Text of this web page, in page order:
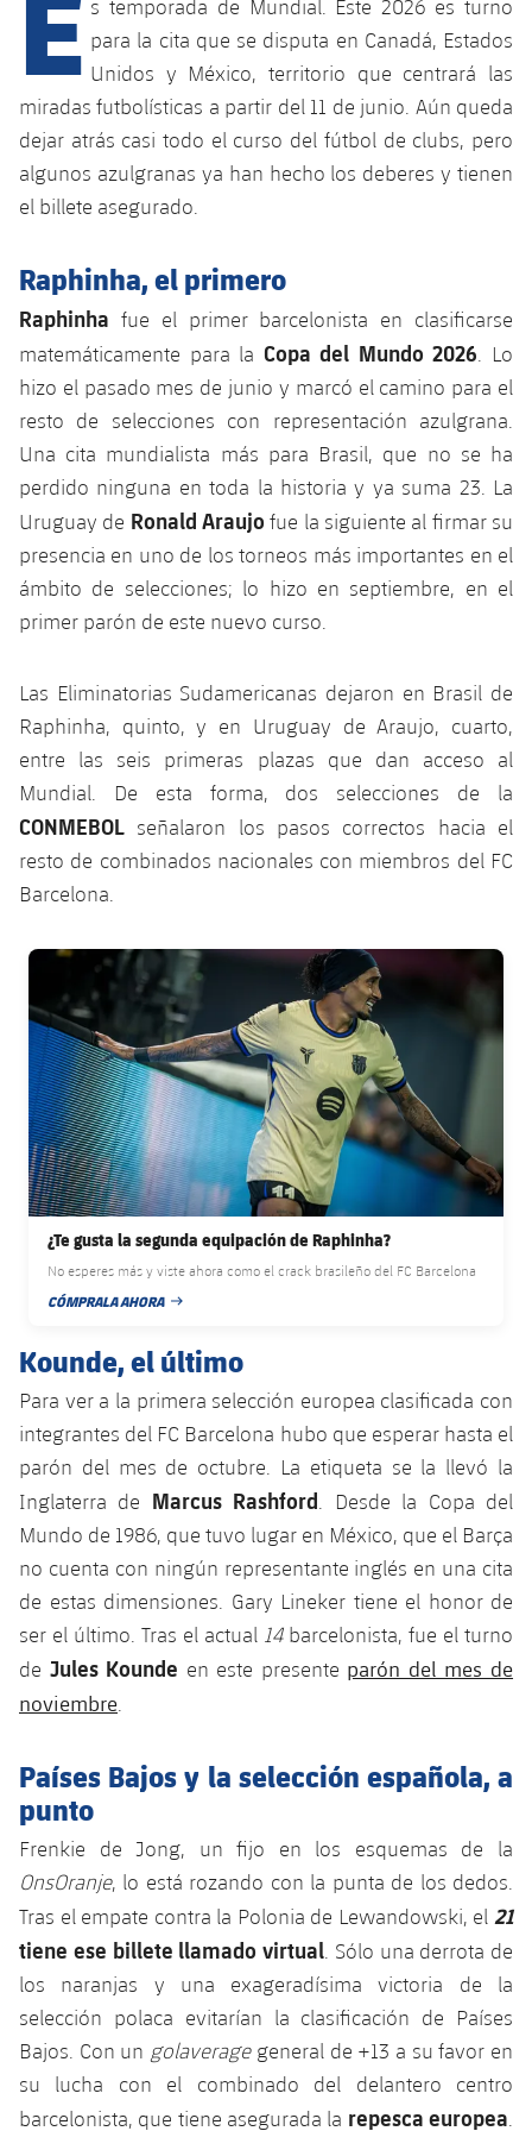
plusicon
más
Instalaciones
Spotify Camp Nou
Palau Blaugrana
Estadi Johan Cruyff
Barça Cafe
Ciutat Esportiva
La Masia
plusicon
más
Servicios
Servicios Médicos
Accesibilidad
plusicon
más
Acreditaciones
Instalaciones
SUB13
SUB12
SUB11 A
SUB11 B
SUB10 A
SUB10 B
SUB9 A
SUB9 B
SUB8 A
SUB8 B
SUB13 B
SUB12 C
SUB11 C
Entradas
Gameday Shows
Resultados
Jugadores
Fotos
Historia
Palmarés
Base
Barça Atlètic
Junior
Cadete A
Infantil A
Infantil B
Mini
Campus Verano
PLUSICON
MÁS
Primer Equipo
plusicon
más
Actualidad
Entradas
Resultados
Clasificaciones
Jugadores
Fotos
Historia
Barça Atlètic
plusicon
más
Actualidad
Calendario
Resultados
Clasificaciones
Jugadores
Fotos
Base
plusicon
más
Actualidad
Juvenil
Cadete A
Cadete B
Infantil A
Infantil B
PLUSICON
MÁS
Primer equipo
Actualidad
Calendario
Entradas
Clasificaciones
Jugadors
Fotos
Palmarés
Barça Atlètic
Actualidad
Calendario
Jugadores
Clasificaciones
Base
plusicon
más
Actualidad
Infantil
Alevín
Campus Verano
Primer equipo
plusicon
más
Actualidad
Calendario
Entradas
Resultados
Clasificaciones
Jugadores
Fotos
Historia
Palmarés
Barça Atlètic
plusicon
más
Actualidad
Calendario
Resultados
Jugadores
Clasificaciones
plusicon
más
Barça C
Junior
Juvenil
Infantil
Alevín
PLUSICON
MÁS
Información general
plusicon
más
Noticias
Atletismo
plusicon
más
Actualidad
Masculino
Agenda
Baloncesto en silla de ruedas
plusicon
más
Actualidad
Jugadores
Calendario
Resultados
Clasificaciones
Hockey sobre hielo
plusicon
más
Actualidad
Jugadores
Calendario
Resultados
Clasificaciones
Hockey hierba
plusicon
Noticias
Hockey Hierba Masculino
Hockey Hierba Femenino
Patinaje artístico
plusicon
más
Actualidad
Plantilla
Escuela de Patinaje
Rugby
plusicon
más
Actualidad
Calendario
Clasificaciones
Fotos
Voleibol
plusicon
más
Noticias
Apúntate a las amateurs
plusicon
más
Apúntate a las amateurs
PLUSICON
MÁS
VALORANT Rising
VALORANT Game Changers
eFootball
s temporada de Mundial. Este 2026 es turno
para la cita que se disputa en Canadá, Estados
Unidos y México, territorio que centrará las
miradas futbolísticas a partir del 11 de junio. Aún queda
dejar atrás casi todo el curso del fútbol de clubs, pero
algunos azulgranas ya han hecho los deberes y tienen
el billete asegurado.
Raphinha, el primero
Raphinha fue el primer barcelonista en clasificarse
matemáticamente para la Copa del Mundo 2026 . Lo
hizo el pasado mes de junio y marcó el camino para el
resto de selecciones con representación azulgrana.
Una cita mundialista más para Brasil, que no se ha
perdido ninguna en toda la historia y ya suma 23. La
Uruguay de Ronald Araujo fue la siguiente al firmar su
presencia en uno de los torneos más importantes en el
ámbito de selecciones; lo hizo en septiembre, en el
primer parón de este nuevo curso.
Las Eliminatorias Sudamericanas dejaron en Brasil de
Raphinha, quinto, y en Uruguay de Araujo, cuarto,
entre las seis primeras plazas que dan acceso al
Mundial. De esta forma, dos selecciones de la
CONMEBOL señalaron los pasos correctos hacia el
resto de combinados nacionales con miembros del FC
Barcelona.
FC Barcelona club badge
¿Te gusta la segunda equipación de Raphinha?
No esperes más y viste ahora como el crack brasileño del FC Barcelona
CÓMPRALA AHORA
FECHA DE PUBLICACIÓN
Kounde, el último
Para ver a la primera selección europea clasificada con
integrantes del FC Barcelona hubo que esperar hasta el
parón del mes de octubre. La etiqueta se la llevó la
Inglaterra de Marcus Rashford . Desde la Copa del
Mundo de 1986, que tuvo lugar en México, que el Barça
no cuenta con ningún representante inglés en una cita
de estas dimensiones. Gary Lineker tiene el honor de
ser el último. Tras el actual 14 barcelonista, fue el turno
de Jules Kounde en este presente parón del mes de
noviembre
Países Bajos y la selección española, a
punto
Frenkie de Jong, un fijo en los esquemas de la
OnsOranje, lo está rozando con la punta de los dedos.
Tras el empate contra la Polonia de Lewandowski, el 21
tiene ese billete llamado virtual . Sólo una derrota de
los naranjas y una exageradísima victoria de la
selección polaca evitarían la clasificación de Países
Bajos. Con un golaverage general de +13 a su favor en
su lucha con el combinado del delantero centro
barcelonista, que tiene asegurada la repesca europea